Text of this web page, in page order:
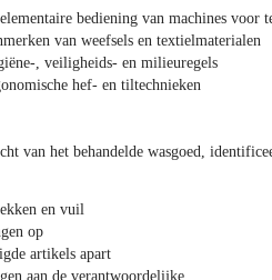
bediening van machines voor
van weefsels en textielmaterialen
, veiligheids- en milieuregels
hef- en tiltechnieken
van het behandelde wasgoed,
en vuil
op
artikels apart
aan de verantwoordelijke